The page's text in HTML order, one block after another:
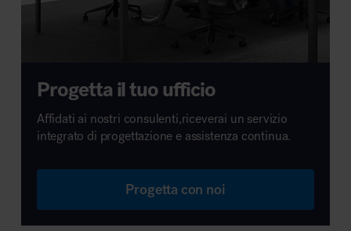
Progetta il tuo ufficio
Affidati ai nostri consulenti,riceverai un servizio
integrato di progettazione e assistenza continua.
Progetta con noi